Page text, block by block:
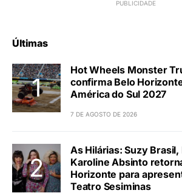
Últimas
Hot Wheels Monster
confirma Belo
América do Sul 2027
7 DE AGOSTO DE 2026
As Hilárias: Suzy
Karoline Absinto
Horizonte para
Teatro Sesiminas